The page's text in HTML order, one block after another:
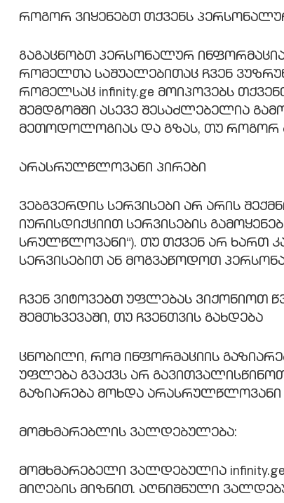
როგორ ვიყენებთ თქვენს
Გაგაცნობთ პერსონალურ
რომელთა საშუალებითაც ჩვენ
რომელსაც infinity.ge მოიპოვებს
შემდგომში ასევე შესაძლებელია
მეთოდოლოგიას და გზას, თუ როგორ
არასრულწლოვანი პირები
ვებგვერდის სერვისები არ არის
იურისდიქციით სერვისების
სრულწლოვანი“). თუ თქვენ არ ხართ
სერვისებით ან მოგვაწოდოთ
ჩვენ ვიტოვებთ უფლებას ვიქონიოთ
შემთხვევაში, თუ ჩვენთვის გახდება
ცნობილი, რომ ინფორმაციის
უფლება გვაქვს არ
გაზიარება მოხდა არასრულწლოვანი
მომხმარებლის ვალდებულება:
მომხმარებელი ვალდებულია
მიღების მიზნით. აღნიშნული